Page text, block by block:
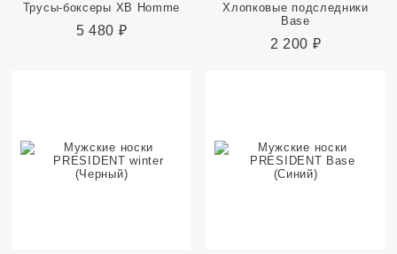
Трусы-боксеры XB Homme
5 480 ₽
Хлопковые подследники
Base
2 200 ₽